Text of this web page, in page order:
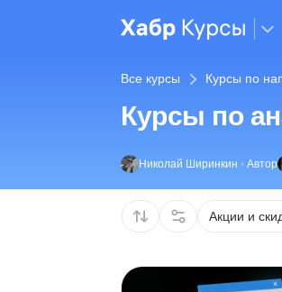
Все курсы Курсы по
Курсы по
Николай Ширинкин • Автор
Акции и